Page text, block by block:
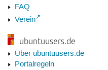
FAQ
Verein
ubuntuusers.de
Über ubuntuusers.de
Portalregeln